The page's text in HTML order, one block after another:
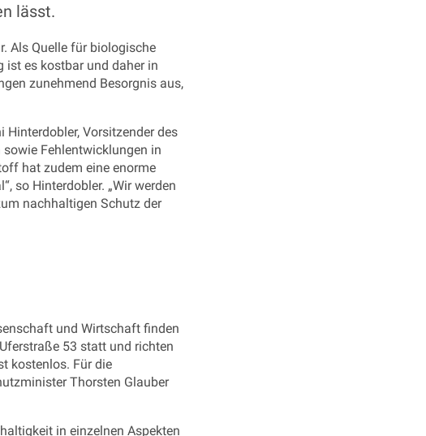
lässt.
Als Quelle für biologische
ist es kostbar und daher in
zunehmend Besorgnis aus,
Hinterdobler, Vorsitzender des
Fehlentwicklungen in
hat zudem eine enorme
so Hinterdobler. „Wir werden
nachhaltigen Schutz der
und Wirtschaft finden
53 statt und richten
kostenlos. Für die
Thorsten Glauber
in einzelnen Aspekten